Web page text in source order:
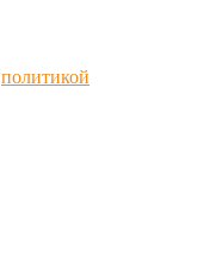
политикой